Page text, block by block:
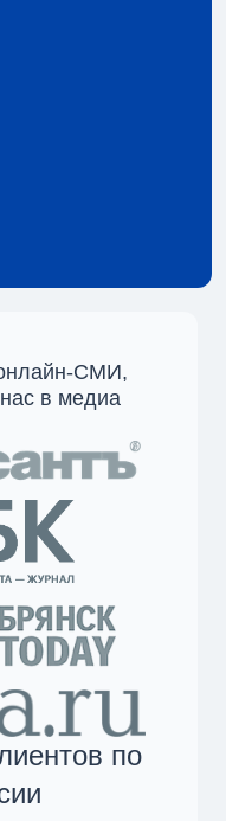
СМИ,
в медиа
по